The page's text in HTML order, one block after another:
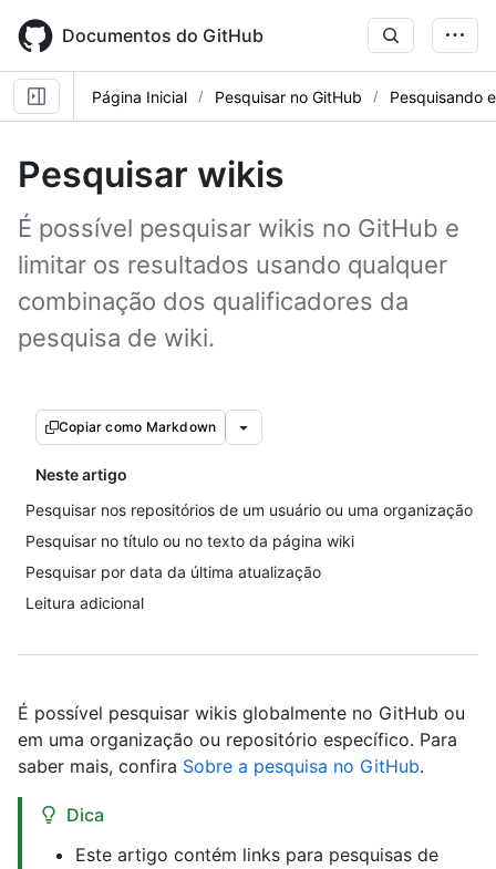
main
content
Documentos do GitHub
Página Inicial Pesquisar no GitHub Pesquisando
Pesquisar wikis
É possível pesquisar wikis no GitHub e
limitar os resultados usando qualquer
combinação dos qualificadores da
pesquisa de wiki.
Copiar como Markdown
Neste artigo
Pesquisar nos repositórios de um usuário ou uma organização
Pesquisar no título ou no texto da página wiki
Pesquisar por data da última atualização
Leitura adicional
É possível pesquisar wikis globalmente no GitHub ou
em uma organização ou repositório específico. Para
saber mais, confira Sobre a pesquisa no GitHub.
Dica
Este artigo contém links para pesquisas de